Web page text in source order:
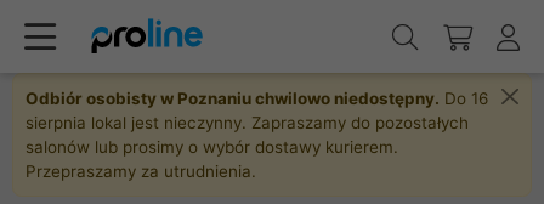
Odbiór osobisty w Poznaniu chwilowo niedostępny. Do 16
sierpnia lokal jest nieczynny. Zapraszamy do pozostałych
salonów lub prosimy o wybór dostawy kurierem.
Przepraszamy za utrudnienia.